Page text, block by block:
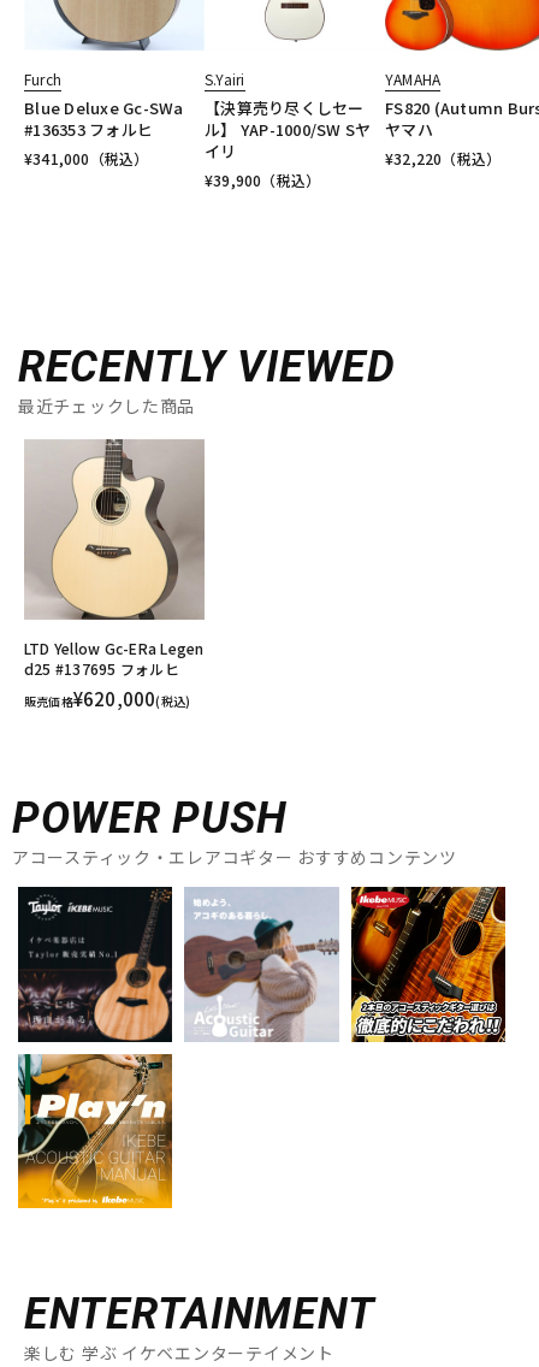
Furch
Blue Deluxe Gc-SWa
#136353 フォルヒ
¥341,000 （税込）
S.Yairi
【決算売り尽くしセー
ル】 YAP-1000/SW Sヤ
イリ
¥39,900 （税込）
YAMAHA
FS820 (Autumn
ヤマハ
¥32,220 （税込）
RECENTLY VIEWED
最近チェックした商品
LTD Yellow Gc-ERa Legen
d25 #137695 フォルヒ
販売価格¥620,000(税込)
POWER PUSH
アコースティック・エレアコギター おすすめコンテンツ
ENTERTAINMENT
楽しむ 学ぶ イケベエンターテイメント